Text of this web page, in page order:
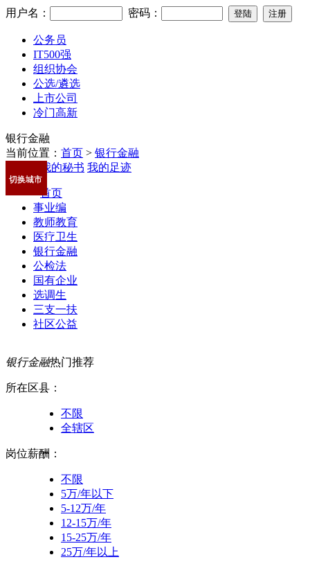
用户名： 密码：
公务员
IT500强
组织协会
公选/遴选
上市公司
冷门高新
银行金融
当前位置： 首页 > 银行金融
切换城市
我的秘书 我的足迹
首页
事业编
教师教育
医疗卫生
银行金融
公检法
国有企业
选调生
三支一扶
社区公益
银行金融热门推荐
所在区县：
不限
全辖区
岗位薪酬：
不限
5万/年以下
5-12万/年
12-15万/年
15-25万/年
25万/年以上